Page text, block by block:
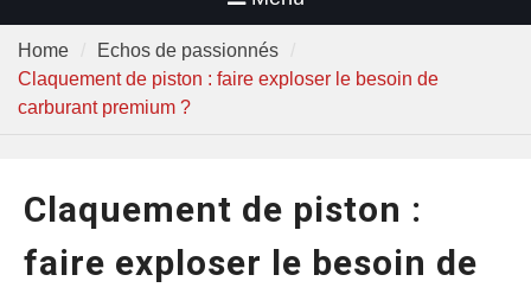
Home
Echos de passionnés
Claquement de piston : faire exploser le besoin de
carburant premium ?
Claquement de piston :
faire exploser le besoin de